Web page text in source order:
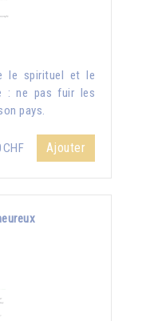
le spirituel et le
: ne pas fuir les
pays.
Ajouter